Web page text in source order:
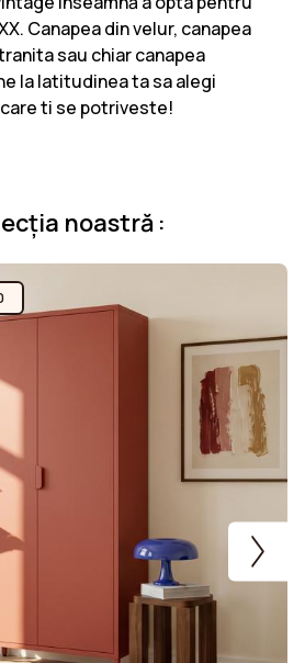
Canapea din velur, canapea
sau chiar canapea
la latitudinea ta sa alegi
ti se potriveste!
noastră :